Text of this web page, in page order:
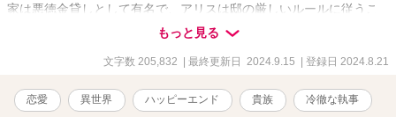
家は悪徳金貸しとして有名で、アリスは邸の厳しいルールに従うこ
とになる。フーは彼女を監視し自由を許さない。そんな中、夫の愛
人が邸に迎え入れることを知る。彼女は庭の隅の離れ住まいを強い
られているのに。アリスは嘆き悲しむが、フーに強く諌められてう
くないお暮らしも保証しましょう」 そういう経緯を仲良しのはとこ
に打ち明けた。晩餐に招かれ、久しぶりに心の落ち着く時間を過ご
もっと見る
文字数 205,832 | 最終更新日 2024.9.15 | 登録日 2024.8.21
恋愛 異世界 ハッピーエンド 貴族 冷徹な執事